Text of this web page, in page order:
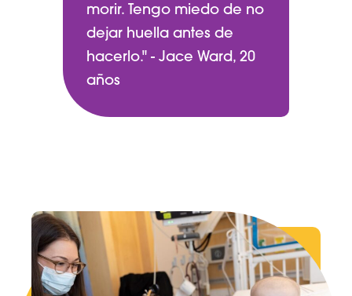
morir. Tengo miedo de no
dejar huella antes de
hacerlo." - Jace Ward, 20
años